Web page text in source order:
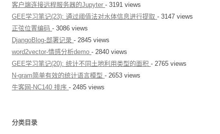
客户端连接远程服务器的Jupyter - 3191 views
GEE学习笔记(23): 通过阈值法对水体信息进行提取 - 3147 views
正弦位置编码 - 3086 views
DjangoBlog-部署记录 - 2845 views
word2vector-情感分析demo - 2840 views
GEE学习笔记(20): 统计不同土地利用类型的面积 - 2765 views
N-gram简单有效的统计语言模型 - 2653 views
牛客网-NC140 排序 - 2485 views
分类目录